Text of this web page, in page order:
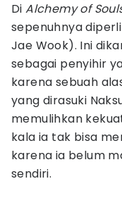
DiAlchemy of
sepenuhnya
Jae Wook). Ini
sebagai penyihir
karena sebuah
yang dirasuki
memulihkan
kala ia tak bisa
karena ia belum
sendiri.